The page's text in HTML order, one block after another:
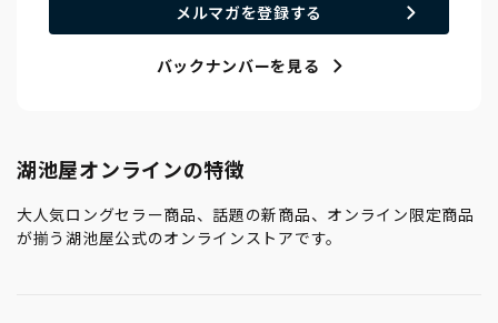
メルマガを登録する
バックナンバーを見る
湖池屋オンラインの特徴
大人気ロングセラー商品、話題の新商品、オンライン限定商品
が揃う湖池屋公式のオンラインストアです。